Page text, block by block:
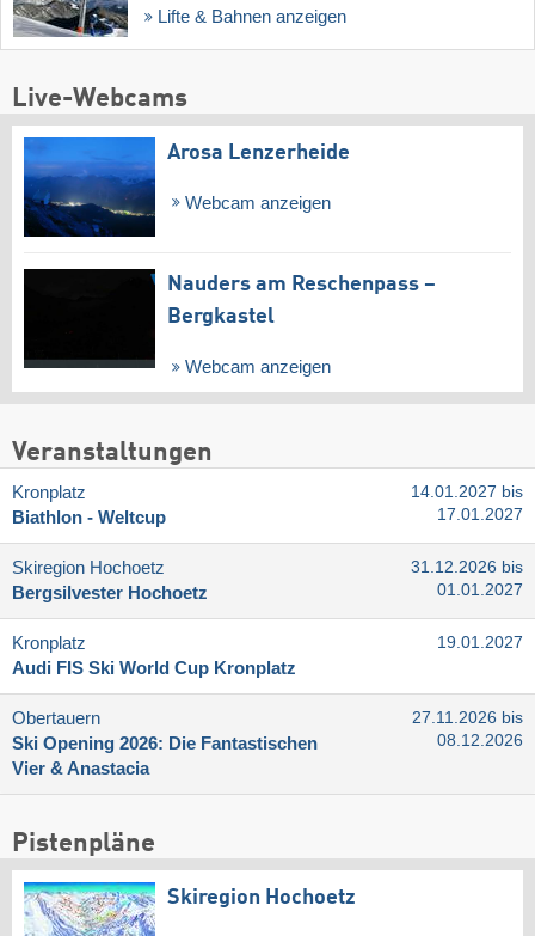
Lifte & Bahnen anzeigen
Live-Webcams
Arosa Lenzerheide
Webcam anzeigen
Nauders am Reschenpass –
Bergkastel
Webcam anzeigen
Veranstaltungen
Kronplatz
Biathlon - Weltcup
14.01.2027 bis
17.01.2027
Skiregion Hochoetz
Bergsilvester Hochoetz
31.12.2026 bis
01.01.2027
Kronplatz
Audi FIS Ski World Cup Kronplatz
19.01.2027
Obertauern
Ski Opening 2026: Die Fantastischen
Vier & Anastacia
27.11.2026 bis
08.12.2026
Pistenpläne
Skiregion Hochoetz